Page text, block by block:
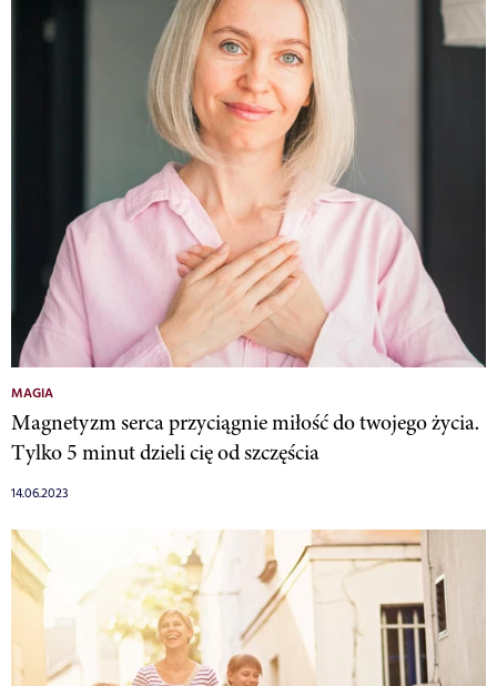
MAGIA
Magnetyzm serca przyciągnie miłość do twojego życia.
Tylko 5 minut dzieli cię od szczęścia
14.06.2023